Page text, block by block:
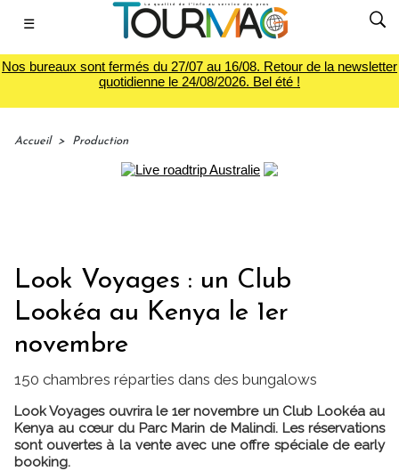
☰
Nos bureaux sont fermés du 27/07 au 16/08. Retour de la newsletter
quotidienne le 24/08/2026. Bel été !
Accueil > Production
Look Voyages : un Club
Lookéa au Kenya le 1er
novembre
150 chambres réparties dans des bungalows
Look Voyages ouvrira le 1er novembre un Club Lookéa au
Kenya au cœur du Parc Marin de Malindi. Les réservations
sont ouvertes à la vente avec une offre spéciale de early
booking.